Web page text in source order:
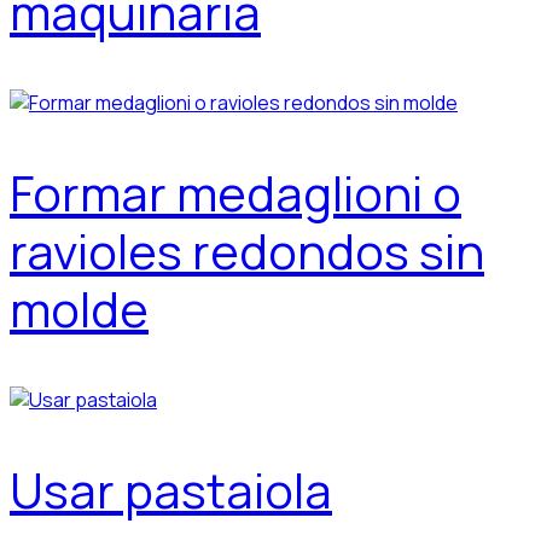
Formar medaglioni o
ravioles redondos sin
molde
Usar pastaiola